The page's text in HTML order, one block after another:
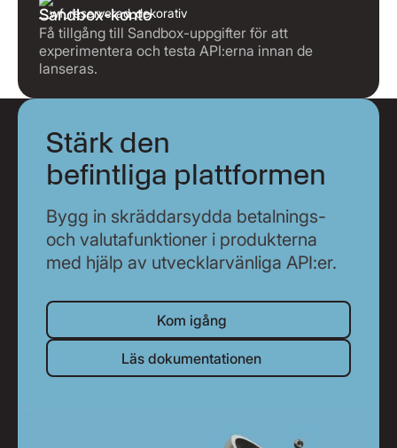
Sandbox-konto
Få tillgång till Sandbox-uppgifter för att
experimentera och testa API:erna innan de
lanseras.
Stärk den
befintliga plattformen
Bygg in skräddarsydda betalnings-
och valutafunktioner i produkterna
med hjälp av utvecklarvänliga API:er.
Kom igång
Kom igång
Läs dokumentationen
Läs dokumentationen